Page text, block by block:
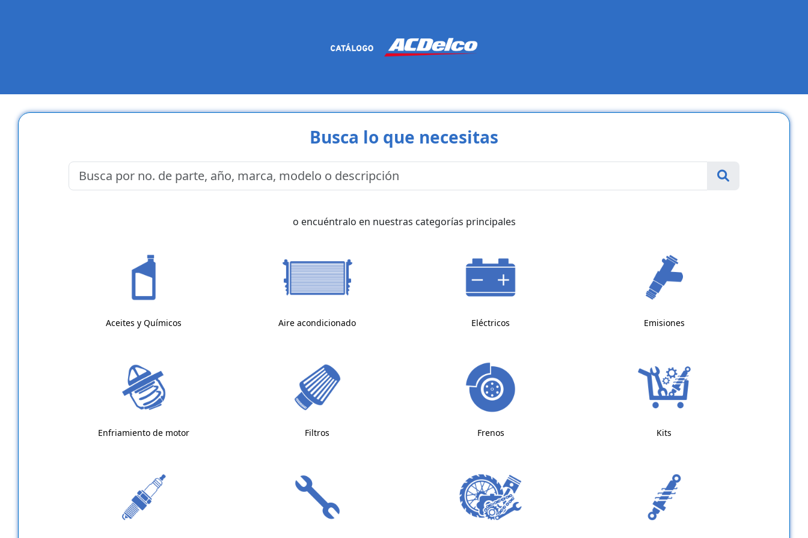
Busca lo que necesitas
o encuéntralo en nuestras categorías principales
Aceites y Químicos Aire acondicionado Eléctricos Emisiones
Enfriamiento de motor Filtros Frenos Kits